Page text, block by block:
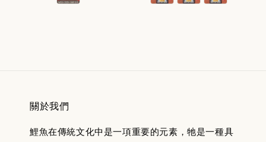
關於我們
鯉魚在傳統文化中是一項重要的元素，牠是一種具